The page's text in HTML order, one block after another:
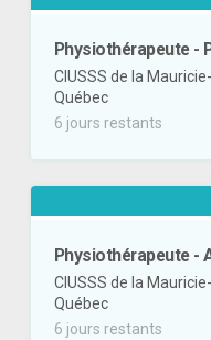
Physiothérapeute -
CIUSSS de la
Québec
6 jours restants
Physiothérapeute -
CIUSSS de la
Québec
6 jours restants